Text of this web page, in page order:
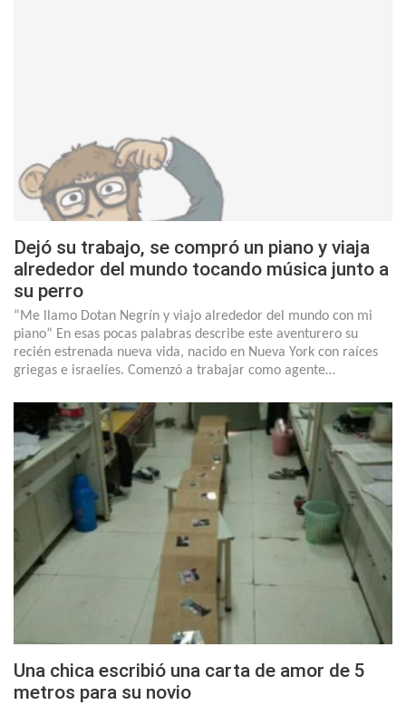
Dejó su trabajo, se compró un piano y viaja
alrededor del mundo tocando música junto a
su perro
“Me llamo Dotan Negrín y viajo alrededor del mundo con mi
piano” En esas pocas palabras describe este aventurero su
recién estrenada nueva vida, nacido en Nueva York con raíces
griegas e israelíes. Comenzó a trabajar como agente…
Una chica escribió una carta de amor de 5
metros para su novio